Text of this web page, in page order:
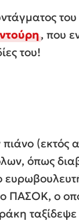
, που
του!
(εκτός
όπως
ΠΑΣΟΚ, ο
ταξίδεψε